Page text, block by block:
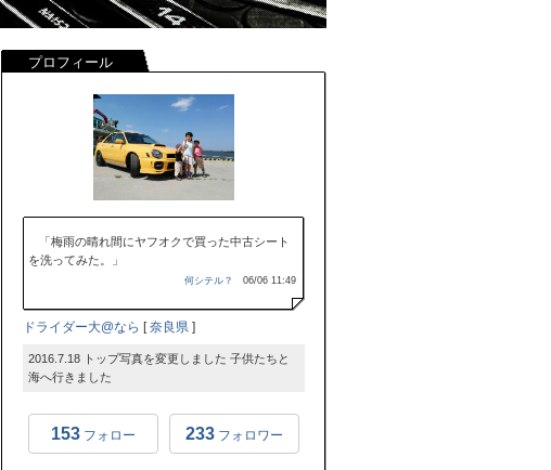
プロフィール
「梅雨の晴れ間にヤフオクで買った中古シート
を洗ってみた。」
何シテル？ 06/06 11:49
ドライダー大@なら [奈良県 ]
2016.7.18 トップ写真を変更しました 子供たちと
海へ行きました
153 フォロー 233 フォロワー